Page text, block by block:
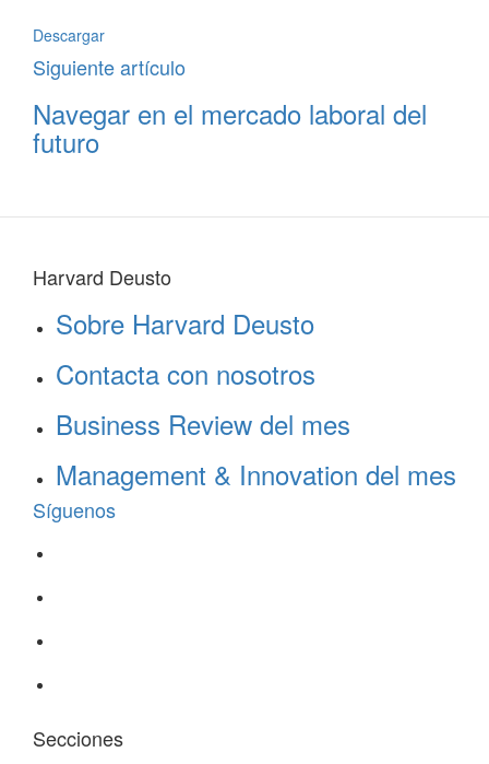
Descargar
Siguiente artículo
Navegar en el mercado laboral del
futuro
Harvard Deusto
Sobre Harvard Deusto
Contacta con nosotros
Business Review del mes
Management & Innovation del mes
Síguenos
Secciones